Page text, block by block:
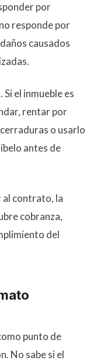
por
responde por
causados
el inmueble es
rentar por
o usarlo
antes de
al contrato, la
cobranza,
del
punto de
No sabe si el